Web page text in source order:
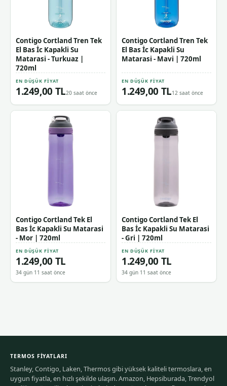
Contigo Cortland Tren Tek
El Bas İc Kapakli Su
Matarasi - Turkuaz |
720ml
EN DÜŞÜK FIYAT
1.249,00 TL20 saat önce
Contigo Cortland Tren Tek
El Bas İc Kapakli Su
Matarasi - Mavi | 720ml
EN DÜŞÜK FIYAT
1.249,00 TL12 saat önce
Contigo Cortland Tek El
Bas İc Kapakli Su Matarasi
- Mor | 720ml
EN DÜŞÜK FIYAT
1.249,00 TL
34 gün 11 saat önce
Contigo Cortland Tek El
Bas İc Kapakli Su Matarasi
- Gri | 720ml
EN DÜŞÜK FIYAT
1.249,00 TL
34 gün 11 saat önce
TERMOS FIYATLARI
Stanley, Contigo, Laken, Thermos gibi yüksek kaliteli termoslara, en
uygun fiyatla, en hızlı şekilde ulaşın. Amazon, Hepsiburada, Trendyol